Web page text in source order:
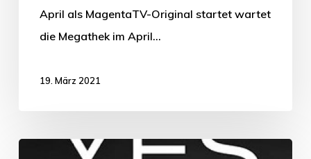
April als MagentaTV-Original startet wartet
die Megathek im April…
19. März 2021